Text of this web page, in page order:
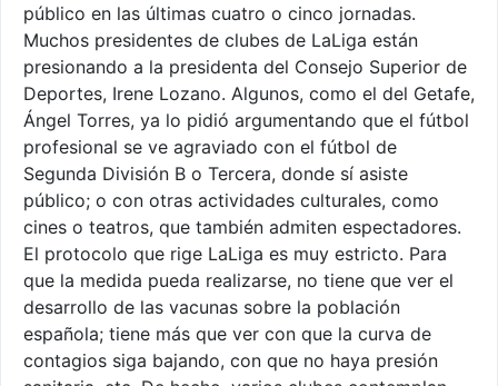
público en las últimas cuatro o cinco jornadas.
Muchos presidentes de clubes de LaLiga están
presionando a la presidenta del Consejo Superior de
Deportes, Irene Lozano. Algunos, como el del Getafe,
Ángel Torres, ya lo pidió argumentando que el fútbol
profesional se ve agraviado con el fútbol de
Segunda División B o Tercera, donde sí asiste
público; o con otras actividades culturales, como
cines o teatros, que también admiten espectadores.
El protocolo que rige LaLiga es muy estricto. Para
que la medida pueda realizarse, no tiene que ver el
desarrollo de las vacunas sobre la población
española; tiene más que ver con que la curva de
contagios siga bajando, con que no haya presión